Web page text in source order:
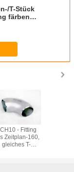
T-Stück
färben
- Fitting
Zeitplan-160,
gleiches T-